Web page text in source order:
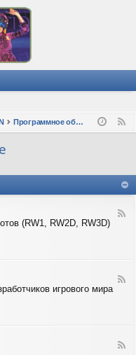
Программное обеспечение
F
o
i
W
(RW1, RW2D, RW3D)
F
игрового мира
F